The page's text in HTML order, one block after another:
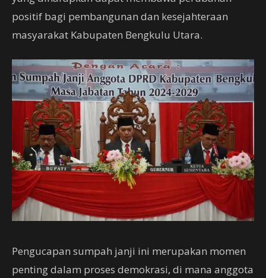
positif bagi pembangunan dan kesejahteraan
masyarakat Kabupaten Bengkulu Utara.
Pengucapan sumpah janji ini merupakan momen
penting dalam proses demokrasi, di mana anggota